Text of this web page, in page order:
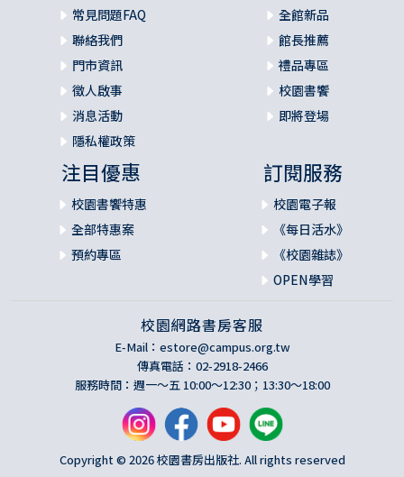
常見問題FAQ
聯絡我們
門市資訊
徵人啟事
消息活動
隱私權政策
全館新品
館長推薦
禮品專區
校園書饗
即將登場
注目優惠
校園書饗特惠
全部特惠案
預約專區
訂閱服務
校園電子報
《每日活水》
《校園雜誌》
OPEN學習
校園網路書房客服
E-Mail： estore@campus.org.tw
傳真電話：02-2918-2466
服務時間：週一～五 10:00～12:30；13:30～18:00
Copyright © 2026 校園書房出版社. All rights reserved